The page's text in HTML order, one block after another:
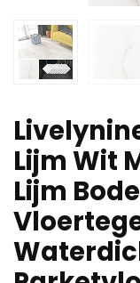
Lijm Wit
Lijm